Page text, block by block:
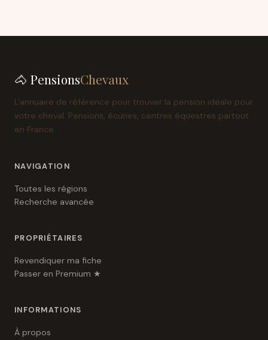
🐴 PensionsChevaux
L'annuaire de référence pour trouver la pension idéale pour
votre cheval. Pensions, écuries, centres équestres partout
en France.
NAVIGATION
Toutes les régions
Recherche avancée
PROPRIÉTAIRES
Revendiquer ma fiche
Passer en Premium ★
INFORMATIONS
À propos